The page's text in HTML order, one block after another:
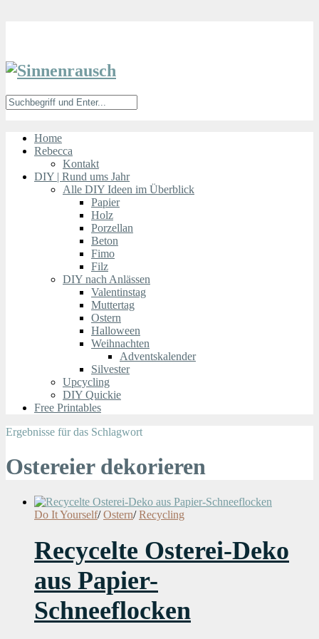
Home
Rebecca
Kontakt
DIY | Rund ums Jahr
Alle DIY Ideen im Überblick
Papier
Holz
Porzellan
Beton
Fimo
Filz
DIY nach Anlässen
Valentinstag
Muttertag
Ostern
Halloween
Weihnachten
Adventskalender
Silvester
Upcycling
DIY Quickie
Free Printables
Ergebnisse für das Schlagwort
Ostereier dekorieren
Do It Yourself/ Ostern/ Recycling
Recycelte Osterei-Deko
aus Papier-
Schneeflocken